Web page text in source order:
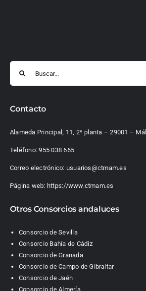
Contacto
Alameda Principal, 11, 2ª planta – 29001 –
Teléfono:955 038 665
Correo electrónico: usuarios@ctmam.es
Página web: https://www.ctmam.es
Otros Consorcios andaluces
Consorcio de Sevilla
Consorcio Bahía de Cádiz
Consorcio de Granada
Consorcio de Campo de Gibraltar
Consorcio de Jaén
Consorcio de Almería